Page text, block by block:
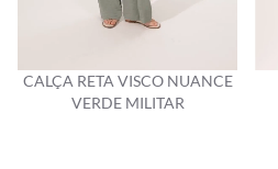
CALÇA RETA VISCO NUANCE
VERDE MILITAR